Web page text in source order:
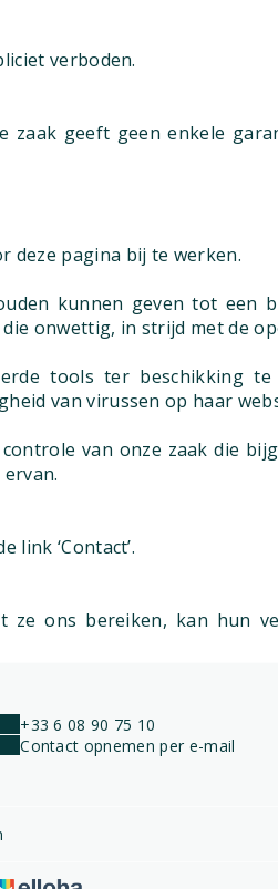
verboden.
zaak geeft geen enkele
deze pagina bij te werken.
kunnen geven tot een
onwettig, in strijd met de
tools ter beschikking
van virussen op haar
van onze zaak die
‘Contact’.
ons bereiken, kan hun
+33 6 08 90 75 10
Contact opnemen per e-mail